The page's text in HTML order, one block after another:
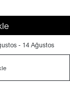
- 14 Ağustos